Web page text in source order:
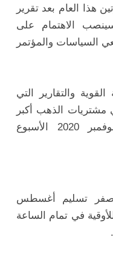
هذا العام بعد تقرير
الاهتمام على
السياسات والمؤتمر
والتقارير التي
مشتريات الذهب أكبر
انخفاض يومي للسبائك منذ نوفمبر 2020 الأسبوع
تسليم أغسطس
إلى 2331.30 دولار للأوقية في تمام الساعة